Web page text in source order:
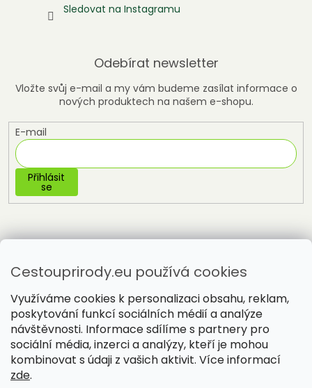
Cestouprirody.eu používá cookies
Využíváme cookies k personalizaci obsahu, reklam,
poskytování funkcí sociálních médií a analýze
návštěvnosti. Informace sdílíme s partnery pro
sociální média, inzerci a analýzy, kteří je mohou
kombinovat s údaji z vašich aktivit. Více informací
zde.
Sledovat na Instagramu
Odebírat newsletter
Vložte svůj e-mail a my vám budeme zasílat informace o
nových produktech na našem e-shopu.
E-mail
Přihlásit
se
Vytvořil Shoptet
Copyright 2026